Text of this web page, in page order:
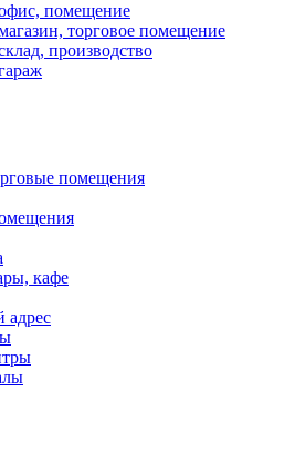
помещение
торговое помещение
производство
помещения
кафе
адрес